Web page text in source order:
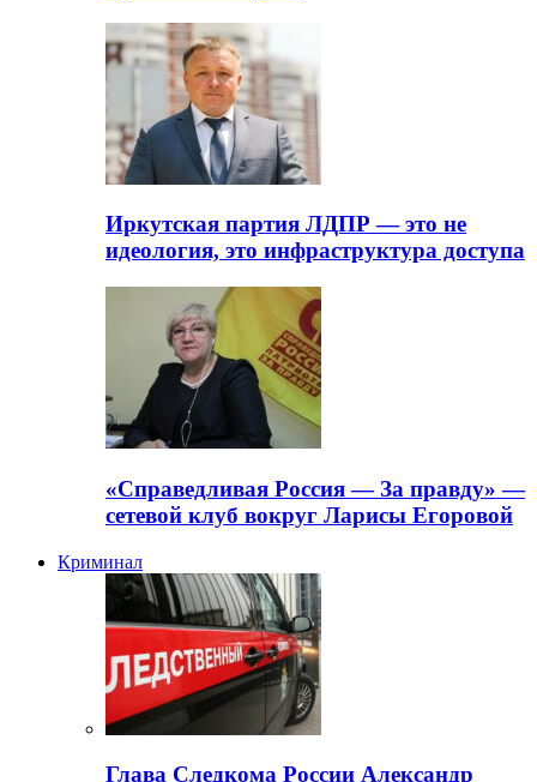
Иркутская партия ЛДПР — это не
идеология, это инфраструктура доступа
«Справедливая Россия — За правду» —
сетевой клуб вокруг Ларисы Егоровой
Криминал
Глава Следкома России Александр